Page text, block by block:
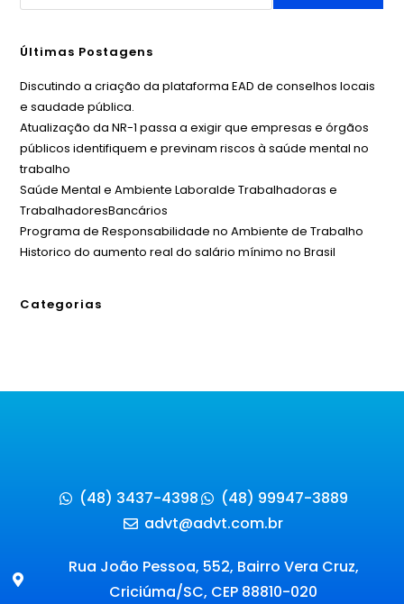
Últimas Postagens
Discutindo a criação da plataforma EAD de conselhos locais
e saudade pública.
Atualização da NR-1 passa a exigir que empresas e órgãos
públicos identifiquem e previnam riscos à saúde mental no
trabalho
Saúde Mental e Ambiente Laboralde Trabalhadoras e
TrabalhadoresBancários
Programa de Responsabilidade no Ambiente de Trabalho
Historico do aumento real do salário mínimo no Brasil
Categorias
(48) 3437-4398
(48) 99947-3889
advt@advt.com.br
Rua João Pessoa, 552, Bairro Vera Cruz,
Criciúma/SC, CEP 88810-020